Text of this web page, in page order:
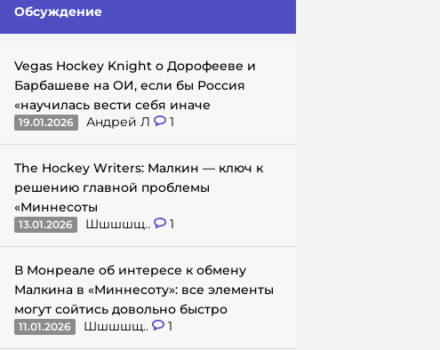
Обсуждение
Vegas Hockey Knight о Дорофееве и
Барбашеве на ОИ, если бы Россия
«научилась вести себя иначе
19.01.2026 Андрей Л 1
The Hockey Writers: Малкин — ключ к
решению главной проблемы
«Миннесоты
13.01.2026 Шшшшщ.. 1
В Монреале об интересе к обмену
Малкина в «Миннесоту»: все элементы
могут сойтись довольно быстро
11.01.2026 Шшшшщ.. 1